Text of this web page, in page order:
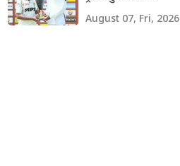
August 07, Fri, 2026